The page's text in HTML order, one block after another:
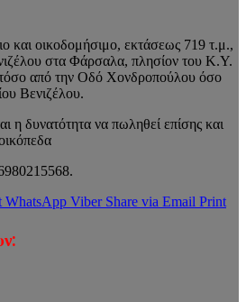
και οικοδομήσιμο, εκτάσεως 719 τ.μ.,
στα Φάρσαλα, πλησίον του Κ.Υ.
από την Οδό Χονδροπούλου όσο
Βενιζέλου.
η δυνατότητα να πωληθεί επίσης και
WhatsApp Viber Share via Email Print